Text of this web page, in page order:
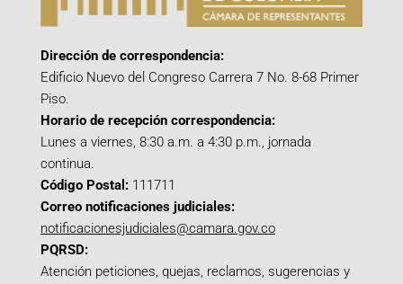
Dirección de correspondencia:
Edificio Nuevo del Congreso Carrera 7 No. 8-68 Primer
Piso.
Horario de recepción correspondencia:
Lunes a viernes, 8:30 a.m. a 4:30 p.m., jornada
continua.
Código Postal: 111711
Correo notificaciones judiciales:
notificacionesjudiciales@camara.gov.co
PQRSD:
Atención peticiones, quejas, reclamos, sugerencias y